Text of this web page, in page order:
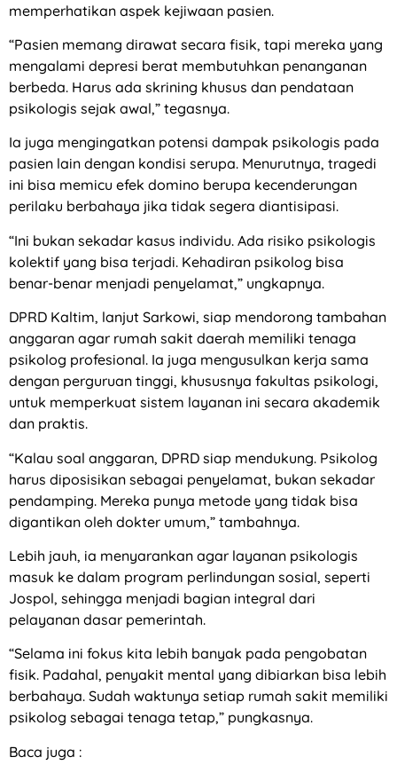
memperhatikan aspek kejiwaan pasien.
“Pasien memang dirawat secara fisik, tapi mereka yang
mengalami depresi berat membutuhkan penanganan
berbeda. Harus ada skrining khusus dan pendataan
psikologis sejak awal,” tegasnya.
Ia juga mengingatkan potensi dampak psikologis pada
pasien lain dengan kondisi serupa. Menurutnya, tragedi
ini bisa memicu efek domino berupa kecenderungan
perilaku berbahaya jika tidak segera diantisipasi.
“Ini bukan sekadar kasus individu. Ada risiko psikologis
kolektif yang bisa terjadi. Kehadiran psikolog bisa
benar-benar menjadi penyelamat,” ungkapnya.
DPRD Kaltim, lanjut Sarkowi, siap mendorong tambahan
anggaran agar rumah sakit daerah memiliki tenaga
psikolog profesional. Ia juga mengusulkan kerja sama
dengan perguruan tinggi, khususnya fakultas psikologi,
untuk memperkuat sistem layanan ini secara akademik
dan praktis.
“Kalau soal anggaran, DPRD siap mendukung. Psikolog
harus diposisikan sebagai penyelamat, bukan sekadar
pendamping. Mereka punya metode yang tidak bisa
digantikan oleh dokter umum,” tambahnya.
Lebih jauh, ia menyarankan agar layanan psikologis
masuk ke dalam program perlindungan sosial, seperti
Jospol, sehingga menjadi bagian integral dari
pelayanan dasar pemerintah.
“Selama ini fokus kita lebih banyak pada pengobatan
fisik. Padahal, penyakit mental yang dibiarkan bisa lebih
berbahaya. Sudah waktunya setiap rumah sakit memiliki
psikolog sebagai tenaga tetap,” pungkasnya.
Baca juga :